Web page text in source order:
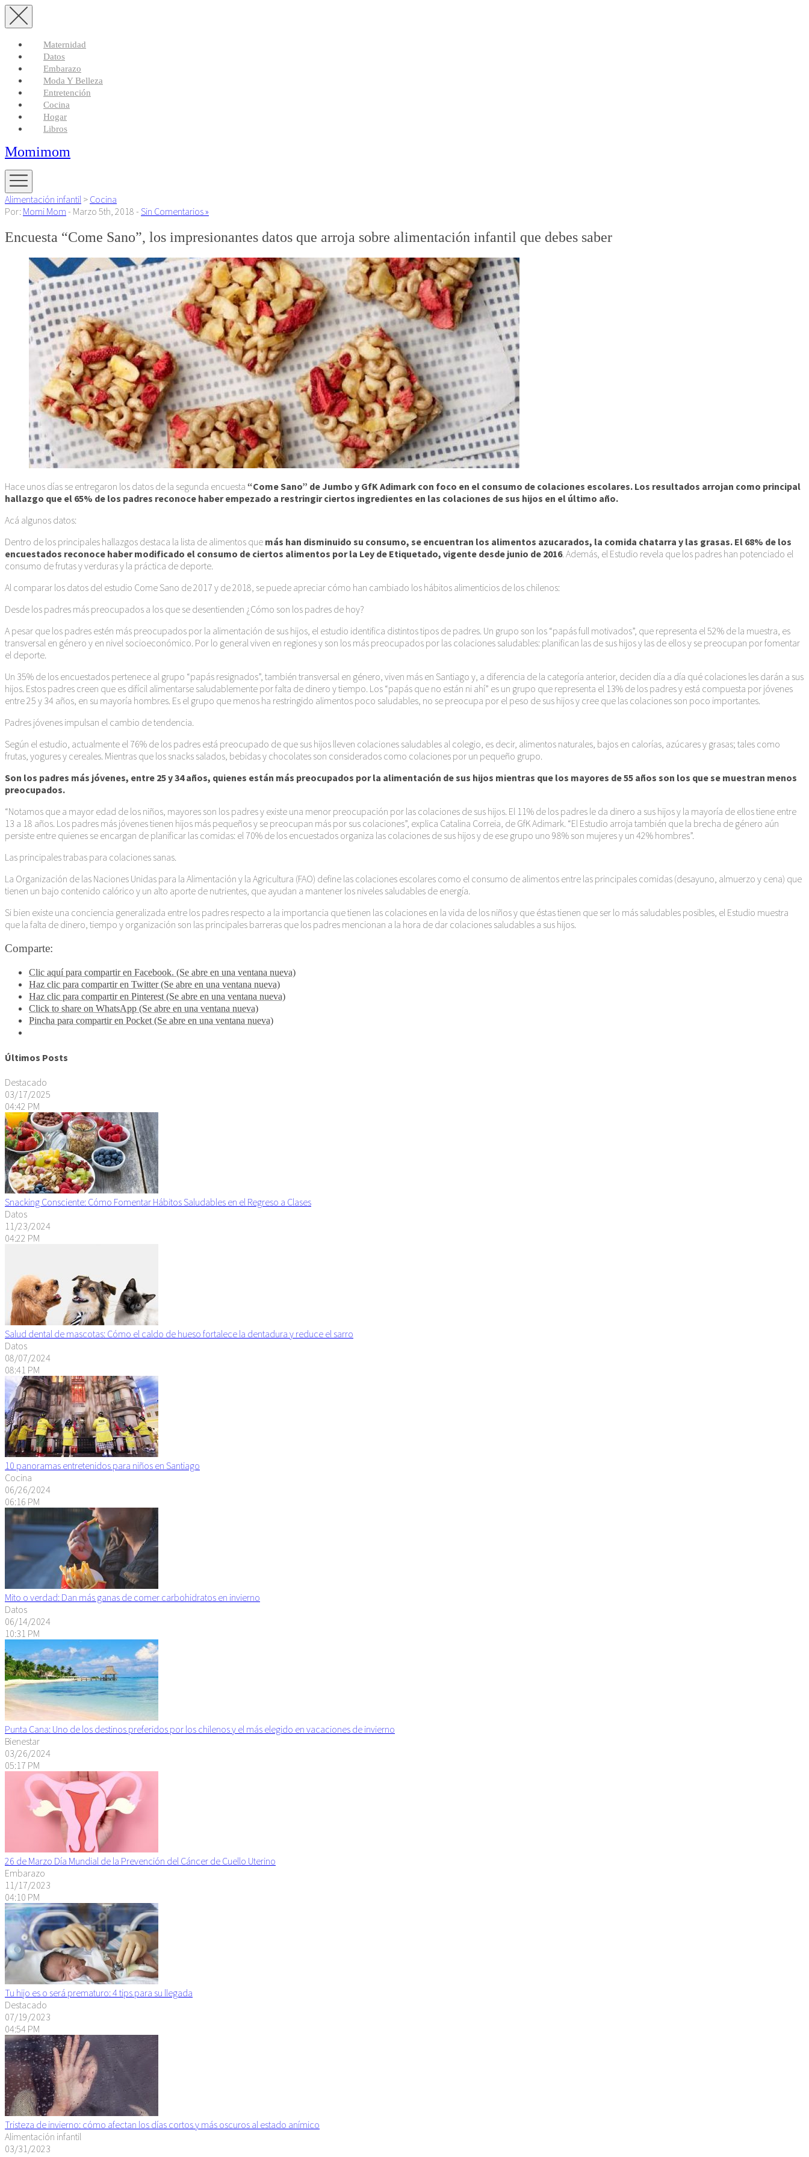
Maternidad
Datos
Embarazo
Moda Y Belleza
Entretención
Cocina
Hogar
Libros
Momimom
Alimentación infantil > Cocina
Por: Momi Mom - Marzo 5th, 2018 - Sin Comentarios »
Encuesta “Come Sano”, los impresionantes datos que arroja sobre alimentación infantil que debes saber
Hace unos días se entregaron los datos de la segunda encuesta “Come Sano” de Jumbo y GfK Adimark con foco en el consumo de colaciones escolares. Los resultados arrojan como principal
hallazgo que el 65% de los padres reconoce haber empezado a restringir ciertos ingredientes en las colaciones de sus hijos en el último año.
Acá algunos datos:
Dentro de los principales hallazgos destaca la lista de alimentos que más han disminuido su consumo, se encuentran los alimentos azucarados, la comida chatarra y las grasas. El 68% de los
encuestados reconoce haber modificado el consumo de ciertos alimentos por la Ley de Etiquetado, vigente desde junio de 2016. Además, el Estudio revela que los padres han potenciado el
consumo de frutas y verduras y la práctica de deporte.
Al comparar los datos del estudio Come Sano de 2017 y de 2018, se puede apreciar cómo han cambiado los hábitos alimenticios de los chilenos:
Desde los padres más preocupados a los que se desentienden ¿Cómo son los padres de hoy?
A pesar que los padres estén más preocupados por la alimentación de sus hijos, el estudio identifica distintos tipos de padres. Un grupo son los “papás full motivados”, que representa el 52% de la muestra, es
transversal en género y en nivel socioeconómico. Por lo general viven en regiones y son los más preocupados por las colaciones saludables: planifican las de sus hijos y las de ellos y se preocupan por fomentar
el deporte.
Un 35% de los encuestados pertenece al grupo “papás resignados”, también transversal en género, viven más en Santiago y, a diferencia de la categoría anterior, deciden día a día qué colaciones les darán a sus
hijos. Estos padres creen que es difícil alimentarse saludablemente por falta de dinero y tiempo. Los “papás que no están ni ahí” es un grupo que representa el 13% de los padres y está compuesta por jóvenes
entre 25 y 34 años, en su mayoría hombres. Es el grupo que menos ha restringido alimentos poco saludables, no se preocupa por el peso de sus hijos y cree que las colaciones son poco importantes.
Padres jóvenes impulsan el cambio de tendencia.
Según el estudio, actualmente el 76% de los padres está preocupado de que sus hijos lleven colaciones saludables al colegio, es decir, alimentos naturales, bajos en calorías, azúcares y grasas; tales como
frutas, yogures y cereales. Mientras que los snacks salados, bebidas y chocolates son considerados como colaciones por un pequeño grupo.
Son los padres más jóvenes, entre 25 y 34 años, quienes están más preocupados por la alimentación de sus hijos mientras que los mayores de 55 años son los que se muestran menos
preocupados.
“Notamos que a mayor edad de los niños, mayores son los padres y existe una menor preocupación por las colaciones de sus hijos. El 11% de los padres le da dinero a sus hijos y la mayoría de ellos tiene entre
13 a 18 años. Los padres más jóvenes tienen hijos más pequeños y se preocupan más por sus colaciones”, explica Catalina Correia, de GfK Adimark. “El Estudio arroja también que la brecha de género aún
persiste entre quienes se encargan de planificar las comidas: el 70% de los encuestados organiza las colaciones de sus hijos y de ese grupo uno 98% son mujeres y un 42% hombres”.
Las principales trabas para colaciones sanas.
La Organización de las Naciones Unidas para la Alimentación y la Agricultura (FAO) define las colaciones escolares como el consumo de alimentos entre las principales comidas (desayuno, almuerzo y cena) que
tienen un bajo contenido calórico y un alto aporte de nutrientes, que ayudan a mantener los niveles saludables de energía.
Si bien existe una conciencia generalizada entre los padres respecto a la importancia que tienen las colaciones en la vida de los niños y que éstas tienen que ser lo más saludables posibles, el Estudio muestra
que la falta de dinero, tiempo y organización son las principales barreras que los padres mencionan a la hora de dar colaciones saludables a sus hijos.
Comparte:
Clic aquí para compartir en Facebook. (Se abre en una ventana nueva)
Haz clic para compartir en Twitter (Se abre en una ventana nueva)
Haz clic para compartir en Pinterest (Se abre en una ventana nueva)
Click to share on WhatsApp (Se abre en una ventana nueva)
Pincha para compartir en Pocket (Se abre en una ventana nueva)
Últimos Posts
Destacado
03/17/2025
04:42 PM
Snacking Consciente: Cómo Fomentar Hábitos Saludables en el Regreso a Clases
Datos
11/23/2024
04:22 PM
Salud dental de mascotas: Cómo el caldo de hueso fortalece la dentadura y reduce el sarro
Datos
08/07/2024
08:41 PM
10 panoramas entretenidos para niños en Santiago
Cocina
06/26/2024
06:16 PM
Mito o verdad: Dan más ganas de comer carbohidratos en invierno
Datos
06/14/2024
10:31 PM
Punta Cana: Uno de los destinos preferidos por los chilenos y el más elegido en vacaciones de invierno
Bienestar
03/26/2024
05:17 PM
26 de Marzo Día Mundial de la Prevención del Cáncer de Cuello Uterino
Embarazo
11/17/2023
04:10 PM
Tu hijo es o será prematuro: 4 tips para su llegada
Destacado
07/19/2023
04:54 PM
Tristeza de invierno: cómo afectan los días cortos y más oscuros al estado anímico
Alimentación infantil
03/31/2023